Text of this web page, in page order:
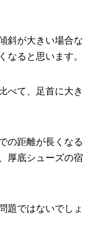
斜が大きい場合な
なると思います。
べて、足首に大き
の距離が長くなる
厚底シューズの宿
題ではないでしょ